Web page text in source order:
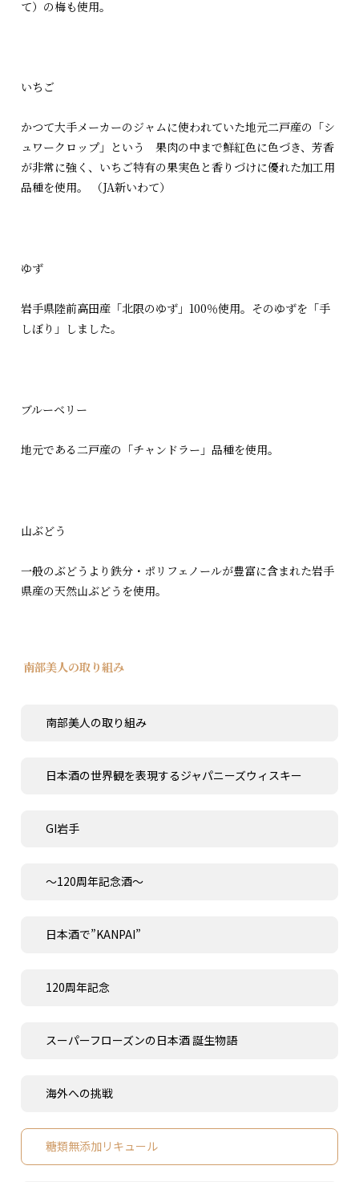
南部美人の取り組み
南部美人の取り組み
日本酒の世界観を表現するジャパニーズウィスキー
GI岩手
～120周年記念酒～
日本酒で”KANPAI”
120周年記念
スーパーフローズンの日本酒 誕生物語
海外への挑戦
糖類無添加リキュール
て）の梅も使用。
いちご
かつて大手メーカーのジャムに使われていた地元二戸産の「シ
ュワークロップ」という 果肉の中まで鮮紅色に色づき、芳香
が非常に強く、いちご特有の果実色と香りづけに優れた加工用
品種を使用。 （JA新いわて）
ゆず
岩手県陸前高田産「北限のゆず」100％使用。そのゆずを「手
しぼり」しました。
ブルーベリー
地元である二戸産の「チャンドラー」品種を使用。
山ぶどう
一般のぶどうより鉄分・ポリフェノールが豊富に含まれた岩手
県産の天然山ぶどうを使用。